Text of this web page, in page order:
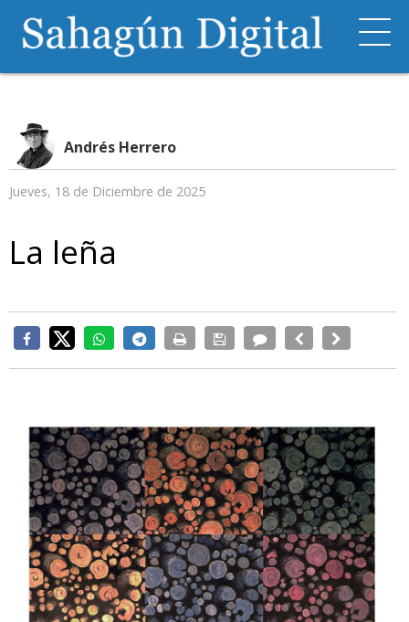
Andrés Herrero
Jueves, 18 de Diciembre de 2025
La leña